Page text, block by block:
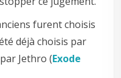
furent choisis
déjà choisis par
Jethro (Exode